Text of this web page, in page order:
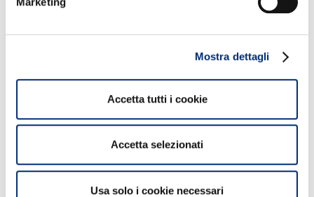
Mostra dettagli
Accetta tutti i cookie
Accetta selezionati
Usa solo i cookie necessari
BANCOMAT al fianco di Sport e Salute inaugura a
Guidonia Montecelio il nuovo spazio sportivo del
Approfondisci